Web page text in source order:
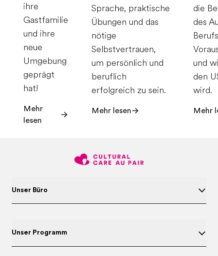
ihre
Gastfamilie
und ihre
neue
Umgebung
geprägt
hat!
Mehr
lesen
Sprache, praktische
Übungen und das
nötige
Selbstvertrauen,
um persönlich und
beruflich
erfolgreich zu sein.
Mehr lesen
die
des
und
den
wird.
Mehr
Unser Büro
Unser Programm